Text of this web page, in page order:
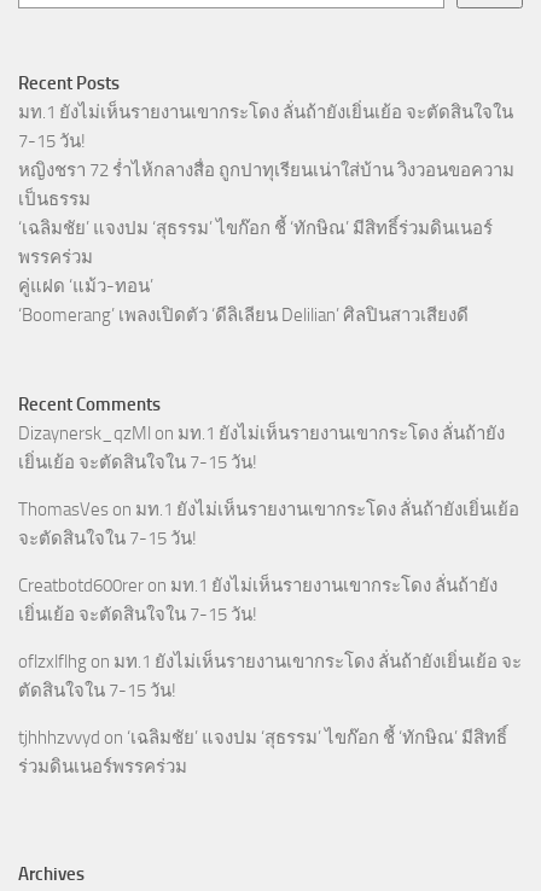
Recent Posts
มท.1 ยังไม่เห็นรายงานเขากระโดง ลั่นถ้ายังเยิ่นเย้อ จะตัดสินใจใน
7-15 วัน!
หญิงชรา 72 ร่ำไห้กลางสื่อ ถูกปาทุเรียนเน่าใส่บ้าน วิงวอนขอความ
เป็นธรรม
‘เฉลิมชัย’ แจงปม ‘สุธรรม’ ไขก๊อก ชี้ ‘ทักษิณ’ มีสิทธิ์ร่วมดินเนอร์
พรรคร่วม
คู่แฝด ‘แม้ว-ทอน’
‘Boomerang’ เพลงเปิดตัว ‘ดีลิเลียน Delilian’ ศิลปินสาวเสียงดี
Recent Comments
Dizaynersk_qzMl on มท.1 ยังไม่เห็นรายงานเขากระโดง ลั่นถ้ายัง
เยิ่นเย้อ จะตัดสินใจใน 7-15 วัน!
ThomasVes on มท.1 ยังไม่เห็นรายงานเขากระโดง ลั่นถ้ายังเยิ่นเย้อ
จะตัดสินใจใน 7-15 วัน!
Creatbotd600rer on มท.1 ยังไม่เห็นรายงานเขากระโดง ลั่นถ้ายัง
เยิ่นเย้อ จะตัดสินใจใน 7-15 วัน!
oflzxlflhg on มท.1 ยังไม่เห็นรายงานเขากระโดง ลั่นถ้ายังเยิ่นเย้อ จะ
ตัดสินใจใน 7-15 วัน!
tjhhhzvvyd on ‘เฉลิมชัย’ แจงปม ‘สุธรรม’ ไขก๊อก ชี้ ‘ทักษิณ’ มีสิทธิ์
ร่วมดินเนอร์พรรคร่วม
Archives